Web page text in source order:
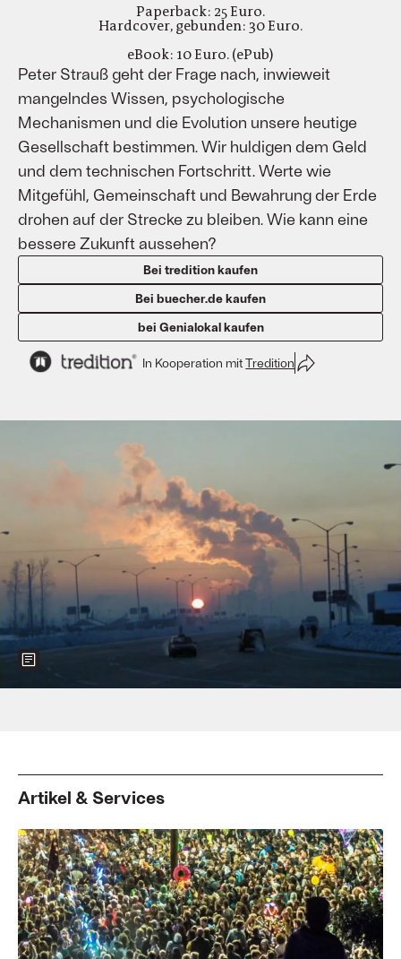
Paperback: 25 Euro.
Hardcover, gebunden: 30 Euro.
eBook: 10 Euro. (ePub)
Peter Strauß geht der Frage nach, inwieweit
mangelndes Wissen, psychologische
Mechanismen und die Evolution unsere heutige
Gesellschaft bestimmen. Wir huldigen dem Geld
und dem technischen Fortschritt. Werte wie
Mitgefühl, Gemeinschaft und Bewahrung der Erde
drohen auf der Strecke zu bleiben. Wie kann eine
bessere Zukunft aussehen?
Bei tredition kaufen
Bei buecher.de kaufen
bei Genialokal kaufen
In Kooperation mitTredition
Show more information about the image
Artikel & Services